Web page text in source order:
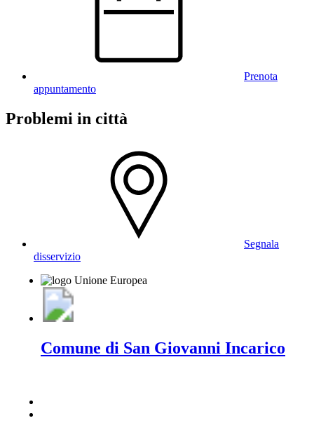
Prenota
appuntamento
Problemi in città
Segnala
disservizio
Comune di San Giovanni Incarico